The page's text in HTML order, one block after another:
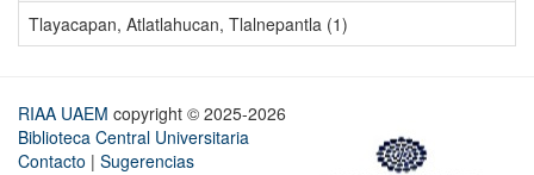
Tlayacapan, Atlatlahucan, Tlalnepantla (1)
RIAA UAEM copyright © 2025-2026
Biblioteca Central Universitaria
Contacto | Sugerencias